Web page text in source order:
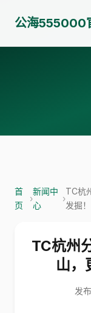
公海555000
首
页
›
新闻中
心
›
TC杭
发掘！
TC杭州
山，
发